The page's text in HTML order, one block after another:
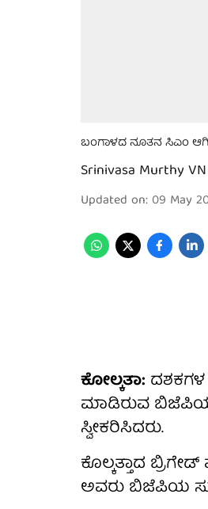
ಬಂಗಾಳದ ನೂತನ ಸಿಎಂ ಆಗಿ
Srinivasa Murthy VN
Updated on: 09 May
ಕೋಲ್ಕತಾ:
ಮಾಡಿರುವ
ಸ್ವೀಕರಿಸಿದರು.
ಕೊಲ್ಕತ್ತಾದ
ಅವರು ಬಿಜೆಪಿಯ